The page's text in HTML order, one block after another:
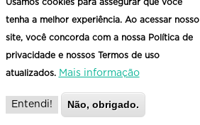
Exposição
Paginação
atual
Busca Busca
…
Usamos cookies para assegurar que você
tenha a melhor experiência. Ao acessar nosso
site, você concorda com a nossa Política de
privacidade e nossos Termos de uso
atualizados. Mais informação
Entendi! Não, obrigado.